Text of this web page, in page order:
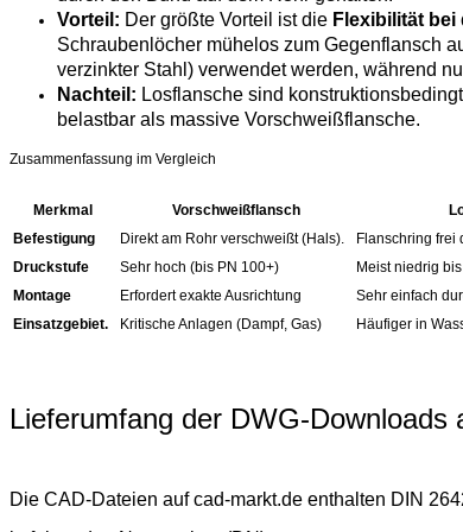
Vorteil: Der größte Vorteil ist die Flexibilität bei
Schraubenlöcher mühelos zum Gegenflansch
verzinkter Stahl) verwendet werden, während
Nachteil: Losflansche sind
belastbar als massive Vorschweißflansche.
Zusammenfassung im Vergleich
Merkmal Vorschweißflansch
Befestigung
Direkt am Rohr verschweißt (Hals).
Flanschring frei
Druckstufe
Sehr hoch (bis PN 100+)
Meist niedrig
Montage
Erfordert exakte Ausrichtung
Sehr einfach
Einsatzgebiet.
Kritische Anlagen (Dampf, Gas) Häufiger in
Lieferumfang der DWG-Downloads
Die CAD-Dateien auf cad-markt.de enthalten DIN